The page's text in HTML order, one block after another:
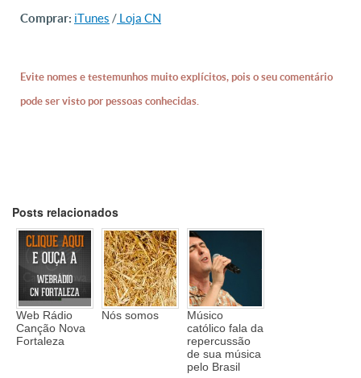
Comprar: iTunes / Loja CN
Evite nomes e testemunhos muito explícitos, pois o seu comentário
pode ser visto por pessoas conhecidas.
Posts relacionados
Web Rádio
Canção Nova
Fortaleza
Nós somos
Músico
católico fala da
repercussão
de sua música
pelo Brasil